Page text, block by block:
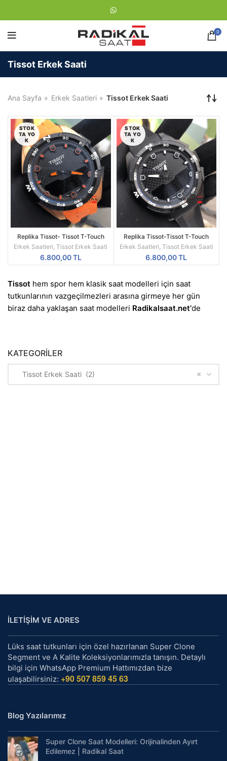
0
Tissot Erkek Saati
KATEGORILER
×
Tissot Erkek Saati (2)
Ana Sayfa Erkek Saatleri Tissot Erkek Saati
STOK
TA YO
K
Replika Tissot- Tissot T-Touch
Solar Turuncu Slikon Kordon
Erkek Saatleri,Tissot Erkek Saati
6.800,00TL
STOK
TA YO
K
Replika Tissot-Tissot T-Touch
Solar Pvd Kasa Siyah Kadran
Erkek Saatleri, Tissot Erkek Saati
6.800,00TL
Tissot hem spor hem klasik saat modelleri için saat
tutkunlarının vazgeçilmezleri arasına girmeye her gün
biraz daha yaklaşan saat modelleri Radikalsaat.net’de
İLETİŞİM VE ADRES
Lüks saat tutkunları için özel hazırlanan Super Clone
Segment ve A Kalite Koleksiyonlarımızla tanışın. Detaylı
bilgi için WhatsApp Premium Hattımızdan bize
ulaşabilirsiniz: +90 507 859 45 63
Blog Yazılarımız
Super Clone Saat Modelleri: Orijinalinden Ayırt
Edilemez | Radikal Saat